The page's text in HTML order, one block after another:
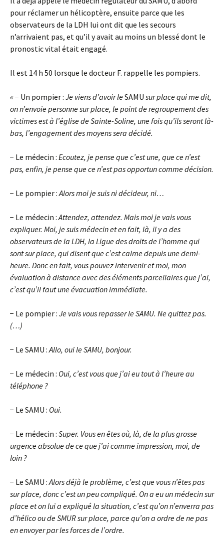
pour réclamer un hélicoptère, ensuite parce que les
observateurs de la LDH lui ont dit que les secours
n’arrivaient pas, et qu’il y avait au moins un blessé dont le
pronostic vital était engagé.
Il est 14 h 50 lorsque le docteur F. rappelle les pompiers.
«− Un pompier : Je viens d’avoir leSAMU sur place qui me dit,
on n’envoie personne sur place, le point de regroupement des
victimes est à l’église de Sainte-Soline, une fois qu’ils seront là-
bas, l’engagement des moyens sera décidé.
− Le médecin : Ecoutez, je pense que c’est une, que ce n’est
pas, enfin, je pense que ce n’est pas opportun comme décision.
− Le pompier :Alors moi je suis ni décideur, ni…
− Le médecin :Attendez, attendez. Mais moi je vais vous
expliquer. Moi, je suis médecin et en fait, là, il y a des
observateurs de la LDH, la Ligue des droits de l’homme qui
sont sur place, qui disent que c’est calme depuis une demi-
heure. Donc en fait, vous pouvez intervenir et moi, mon
évaluation à distance avec des éléments parcellaires que j’ai,
c’est qu’il faut une évacuation immédiate.
− Le pompier : Je vais vous repasser le SAMU. Ne quittez pas.
(…)
− Le SAMU :Allo, oui le SAMU, bonjour.
− Le médecin : Oui, c’est vous que j’ai eu tout à l’heure au
téléphone ?
− Le SAMU : Oui.
− Le médecin : Super. Vous en êtes où, là, de la plus grosse
urgence absolue de ce que j’ai comme impression, moi, de
loin ?
− Le SAMU :Alors déjà le problème, c’est que vous n’êtes pas
sur place, donc c’est un peu compliqué. On a eu un médecin sur
place et on lui a expliqué la situation, c’est qu’on n’enverra pas
d’hélico ou de SMUR sur place, parce qu’on a ordre de ne pas
en envoyer par les forces de l’ordre.